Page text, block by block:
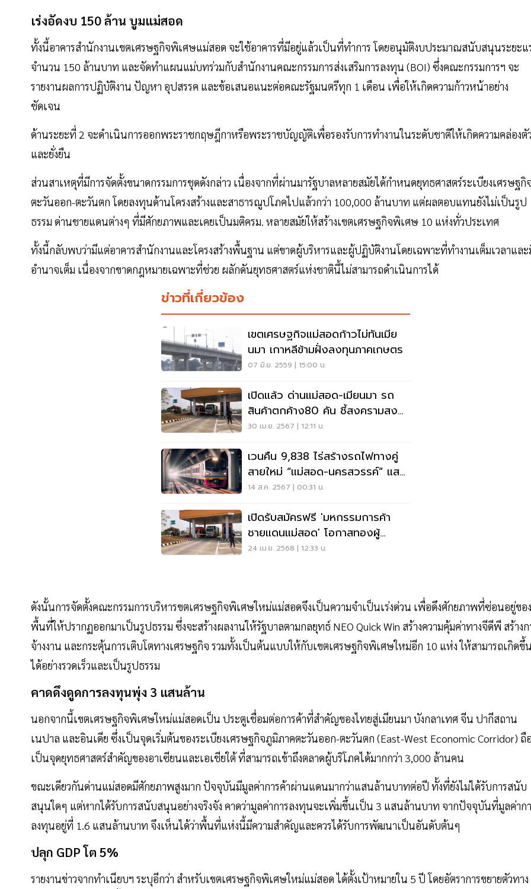
เร่งอัดงบ 150 ล้าน บูมแม่สอด
ทั้งนี้อาคารสำนักงานเขตเศรษฐกิจพิเศษแม่สอด จะใช้อาคารที่มีอยู่แล้วเป็นที่ทำการ โดยอนุมัติงบประมาณสนับสนุนระยะแ
จำนวน 150 ล้านบาท และจัดทำแผนแม่บทร่วมกับสำนักงานคณะกรรมการส่งเสริมการลงทุน (BOI) ซึ่งคณะกรรมการฯ จะ
รายงานผลการปฏิบัติงาน ปัญหา อุปสรรค และข้อเสนอแนะต่อคณะรัฐมนตรีทุก 1 เดือน เพื่อให้เกิดความก้าวหน้าอย่าง
ชัดเจน
ด้านระยะที่ 2 จะดำเนินการออกพระราชกฤษฎีกาหรือพระราชบัญญัติเพื่อรองรับการทำงานในระดับชาติให้เกิดความคล่องตั
และยั่งยืน
ส่วนสาเหตุที่มีการจัดตั้งขนาดกรรมการชุดดังกล่าว เนื่องจากที่ผ่านมารัฐบาลหลายสมัยได้กำหนดยุทธศาสตร์ระเบียงเศรษฐกิ
ตะวันออก-ตะวันตก โดยลงทุนด้านโครงสร้างและสาธารณูปโภคไปแล้วกว่า 100,000 ล้านบาท แต่ผลตอบแทนยังไม่เป็นรูป
ธรรม ด่านชายแดนต่างๆ ที่มีศักยภาพและเคยเป็นมติครม. หลายสมัยให้สร้างเขตเศรษฐกิจพิเศษ 10 แห่งทั่วประเทศ
ทั้งนี้กลับพบว่ามีแต่อาคารสำนักงานและโครงสร้างพื้นฐาน แต่ขาดผู้บริหารและผู้ปฏิบัติงานโดยเฉพาะที่ทำงานเต็มเวลาแล
อำนาจเต็ม เนื่องจากขาดกฎหมายเฉพาะที่ช่วย ผลักดันยุทธศาสตร์แห่งชาตินี้ไม่สามารถดำเนินการได้
ข่าวที่เกี่ยวข้อง
เขตเศรษฐกิจแม่สอดก้าวไม่ทันเมีย
นมา เกาหลีข้ามฝั่งลงทุนภาคเกษตร
07 มิ.ย. 2559 | 15:00 น.
เปิดแล้ว ด่านแม่สอด-เมียนมา รถ
สินค้าตกค้าง80 คัน ชี้สงครามสงบ
ค้าชายแดนพุ่ง
30 เม.ย. 2567 | 12:11 น.
เวนคืน 9,838 ไร่สร้างรถไฟทางคู่
สายใหม่ “แม่สอด-นครสวรรค์” แสน
ล้าน
14 ส.ค. 2567 | 00:31 น.
เปิดรับสมัครฟรี 'มหกรรมการค้า
ชายแดนแม่สอด' โอกาสทองผู้
ประกอบการ
24 เม.ย. 2568 | 12:33 น.
ดังนั้นการจัดตั้งคณะกรรมการบริหารขตเศรษฐกิจพิเศษใหม่แม่สอดจึงเป็นความจำเป็นเร่งด่วน เพื่อดึงศักยภาพที่ซ่อนอยู่ของ
พื้นที่ให้ปรากฏออกมาเป็นรูปธรรม ซึ่งจะสร้างผลงานให้รัฐบาลตามกลยุทธ์ NEO Quick Win สร้างความคุ้มค่าทางจีดีพี สร้างก
จ้างงาน และกระตุ้นการเติบโตทางเศรษฐกิจ รวมทั้งเป็นต้นแบบให้กับเขตเศรษฐกิจพิเศษใหม่อีก 10 แห่ง ให้สามารถเกิดขึ้
ได้อย่างรวดเร็วและเป็นรูปธรรม
คาดดึงดูดการลงทุนพุ่ง 3 แสนล้าน
นอกจากนี้เขตเศรษฐกิจพิเศษใหม่แม่สอดเป็น ประตูเชื่อมต่อการค้าที่สำคัญของไทยสู่เมียนมา บังกลาเทศ จีน ปากีสถาน
เนปาล และอินเดีย ซึ่งเป็นจุดเริ่มต้นของระเบียงเศรษฐกิจภูมิภาคตะวันออก-ตะวันตก (East-West Economic Corridor) ถื
เป็นจุดยุทธศาสตร์สำคัญของอาเซียนและเอเชียใต้ ที่สามารถเข้าถึงตลาดผู้บริโภคได้มากกว่า 3,000 ล้านคน
ขณะเดียวกันด่านแม่สอดมีศักยภาพสูงมาก ปัจจุบันมีมูลค่าการค้าผ่านแดนมากว่าแสนล้านบาทต่อปี ทั้งที่ยังไม่ได้รับการสนับ
สนุนใดๆ แต่หากได้รับการสนับสนุนอย่างจริงจัง คาดว่ามูลค่าการลงทุนจะเพิ่มขึ้นเป็น 3 แสนล้านบาท จากปัจจุบันที่มูลค่าก
ลงทุนอยู่ที่ 1.6 แสนล้านบาท จึงเห็นได้ว่าพื้นที่แห่งนี้มีความสำคัญและควรได้รับการพัฒนาเป็นอันดับต้นๆ
ปลุก GDP โต 5%
รายงานข่าวจากทำเนียบฯ ระบุอีกว่า สำหรับเขตเศรษฐกิจพิเศษใหม่แม่สอด ได้ตั้งเป้าหมายใน 5 ปี โดยอัตราการขยายตัวทาง